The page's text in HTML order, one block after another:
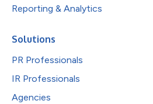
Reporting & Analytics
Solutions
PR Professionals
IR Professionals
Agencies